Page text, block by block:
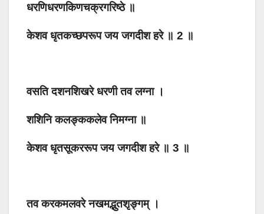
धरणिधरणकिणचक्रगरिष्ठे ॥
केशव धृतकच्छपरूप जय जगदीश हरे ॥ 2 ॥
वसति दशनशिखरे धरणी तव लग्ना ।
शशिनि कलङ्ककलेव निमग्ना ॥
केशव धृतसूकररूप जय जगदीश हरे ॥ 3 ॥
तव करकमलवरे नखमद्भुतशृङ्गम् ।